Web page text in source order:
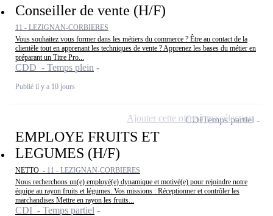
Conseiller de vente (H/F)
11 - LEZIGNAN-CORBIERES
Vous souhaitez vous former dans les métiers du commerce ? Être au contact de la
clientèle tout en apprenant les techniques de vente ? Apprenez les bases du métier en
préparant un Titre Pro...
CDD - Temps plein
Publié il y a 10 jours
EMPLOYE FRUITS ET
LEGUMES (H/F)
NETTO - 11 - LEZIGNAN-CORBIERES
Nous recherchons un(e) employé(e) dynamique et motivé(e) pour rejoindre notre
équipe au rayon fruits et légumes. Vos missions : Réceptionner et contrôler les
marchandises Mettre en rayon les fruits...
CDI - Temps partiel
CDITemps partiel
Ajouter cette offre à ma sélection